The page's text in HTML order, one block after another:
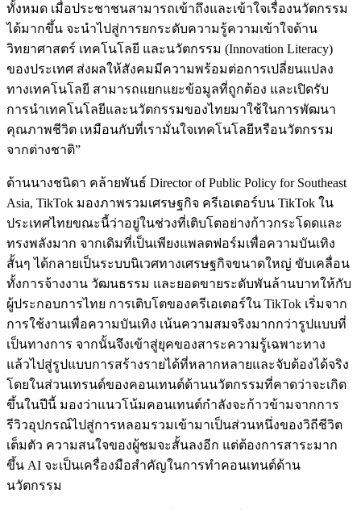
ทั้งหมด เมื่อประชาชนสามารถเข้าถึงและเข้าใจเรื่องนวัตกรรม
ได้มากขึ้น จะนำไปสู่การยกระดับความรู้ความเข้าใจด้าน
วิทยาศาสตร์ เทคโนโลยี และนวัตกรรม (Innovation Literacy)
ของประเทศ ส่งผลให้สังคมมีความพร้อมต่อการเปลี่ยนแปลง
ทางเทคโนโลยี สามารถแยกแยะข้อมูลที่ถูกต้อง และเปิดรับ
การนำเทคโนโลยีและนวัตกรรมของไทยมาใช้ในการพัฒนา
คุณภาพชีวิต เหมือนกับที่เรามั่นใจเทคโนโลยีหรือนวัตกรรม
จากต่างชาติ”
ด้านนางชนิดา คล้ายพันธ์ Director of Public Policy for Southeast
Asia, TikTok มองภาพรวมเศรษฐกิจ ครีเอเตอร์บน TikTok ใน
ประเทศไทยขณะนี้ว่าอยู่ในช่วงที่เติบโตอย่างก้าวกระโดดและ
ทรงพลังมาก จากเดิมที่เป็นเพียงแพลตฟอร์มเพื่อความบันเทิง
สั้นๆ ได้กลายเป็นระบบนิเวศทางเศรษฐกิจขนาดใหญ่ ขับเคลื่อน
ทั้งการจ้างงาน วัฒนธรรม และยอดขายระดับพันล้านบาทให้กับ
ผู้ประกอบการไทย การเติบโตของครีเอเตอร์ใน TikTok เริ่มจาก
การใช้งานเพื่อความบันเทิง เน้นความสมจริงมากกว่ารูปแบบที่
เป็นทางการ จากนั้นจึงเข้าสู่ยุคของสาระความรู้เฉพาะทาง
แล้วไปสู่รูปแบบการสร้างรายได้ที่หลากหลายและจับต้องได้จริง
โดยในส่วนเทรนด์ของคอนเทนต์ด้านนวัตกรรมที่คาดว่าจะเกิด
ขึ้นในปีนี้ มองว่าแนวโน้มคอนเทนต์กำลังจะก้าวข้ามจากการ
รีวิวอุปกรณ์ไปสู่การหลอมรวมเข้ามาเป็นส่วนหนึ่งของวิถีชีวิต
เต็มตัว ความสนใจของผู้ชมจะสั้นลงอีก แต่ต้องการสาระมาก
ขึ้น AI จะเป็นเครื่องมือสำคัญในการทำคอนเทนต์ด้าน
นวัตกรรม